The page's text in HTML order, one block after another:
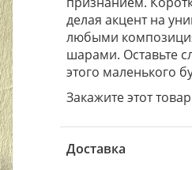
делая акцент на
любыми
шарами. Оставьте
этого маленького
Закажите этот
Доставка